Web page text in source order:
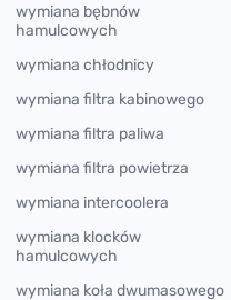
wymiana bębnów
hamulcowych
wymiana chłodnicy
wymiana filtra kabinowego
wymiana filtra paliwa
wymiana filtra powietrza
wymiana intercoolera
wymiana klocków
hamulcowych
wymiana koła dwumasowego